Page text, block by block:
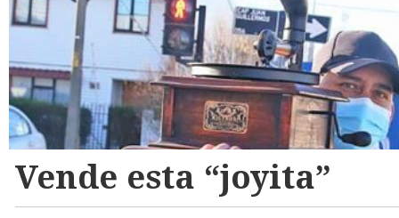
Vende esta “joyita”